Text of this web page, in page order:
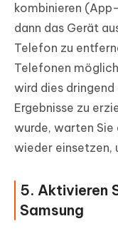
kombinieren
dann das Gerät
Telefon zu
Telefonen
wird dies
Ergebnisse zu
wurde, warten Sie
wieder einsetzen,
5. Aktivieren
Samsung